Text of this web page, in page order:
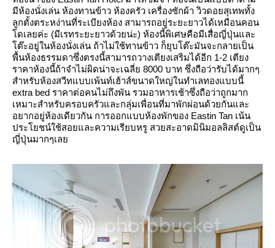
มีห้องนั่งเล่น ห้องทานข้าว ห้องครัว เครื่องซักผ้า วิวดอยสุเทพทั้ง
ลูกตั้งตระหง่านที่ระเบียงห้อง สามารถอยู่ระยะยาวได้เหมือนคอน
ดเลยค่ะ (มีเรทระยะยาวด้วยน่ะ) ห้องนี้พิเศษคือมีเสื่อญี่ปุ่นและ
ต๊ะอยู่ในห้องนั่งเล่น ถ้าไม่ใช้ทานข้าว ก็ยุบโต๊ะมันจะกลายเป็น
พื้นห้องธรรมดาซึ่งตรงนี้สามารถวางเตียงเสริมได้อีก 1-2 เตียง
ราคาห้องนี้ถ้าจำไม่ผิดน่าจะเฉลี่ย 8000 บาท ซึ่งถือว่ารับได้มากๆ
สำหรับห้องสวีทแบบเพ้นท์เฮ้าส์ขนาดใหญ่ในทำเลทองแบบนี้
extra bed ราคาต่อคนไม่ถึงพัน รวมอาหารเช้าซึ่งถือว่าถูกมาก
เหมาะสำหรับครอบครัวและกลุ่มเพื่อนที่มาพักผ่อนด้วยกันและ
อยากอยู่ห้องเดียวกัน การออกแบบห้องพักของ Eastin Tan เน้น
ประโยชน์ใช้สอยและความเรียบหรู สวยสะอาดมินิมอลลิสต์ดูเป็น
ญี่ปุ่นมากๆเล